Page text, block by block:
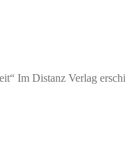
Im Distanz Verlag